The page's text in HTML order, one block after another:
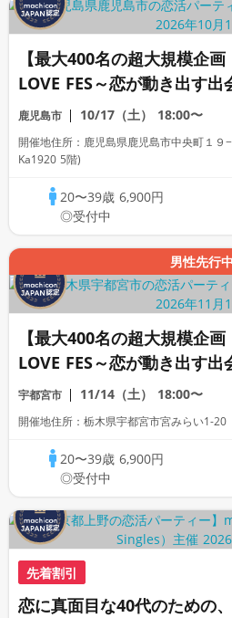
【最大400名の超大規模企
LOVE FES～恋が動き出す出
鹿児島市 10/17（土） 18:00〜
開催地住所：鹿児島県鹿児島市中央町１
Ka1920 5階)
20〜39歳 6,900円
◎受付中
男性先行
【最大400名の超大規模企
LOVE FES～恋が動き出す出
宇都宮市 11/14（土） 18:00〜
開催地住所：栃木県宇都宮市宮みらい1-
20〜39歳 6,900円
◎受付中
先着割引
恋に真面目な40代のための